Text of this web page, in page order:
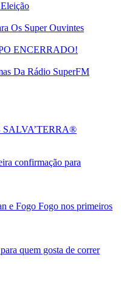
Os Super Ouvintes
ENCERRADO!
Da Rádio SuperFM
confirmação para
e Fogo Fogo nos primeiros
quem gosta de correr